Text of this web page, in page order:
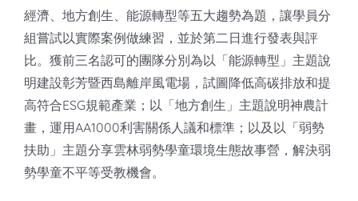
經濟、地方創生、能源轉型等五大趨勢為題，讓學員分
組嘗試以實際案例做練習，並於第二日進行發表與評
比。獲前三名認可的團隊分別為以「能源轉型」主題說
明建設彰芳暨西島離岸風電場，試圖降低高碳排放和提
高符合ESG規範產業；以「地方創生」主題說明神農計
畫，運用AA1000利害關係人議和標準；以及以「弱勢
扶助」主題分享雲林弱勢學童環境生態故事營，解決弱
勢學童不平等受教機會。